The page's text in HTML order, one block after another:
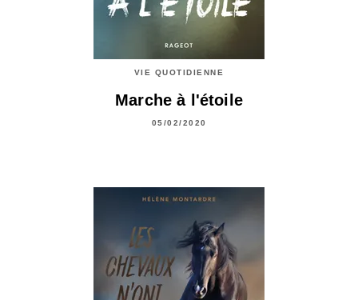
VIE QUOTIDIENNE
Marche à l'étoile
05/02/2020